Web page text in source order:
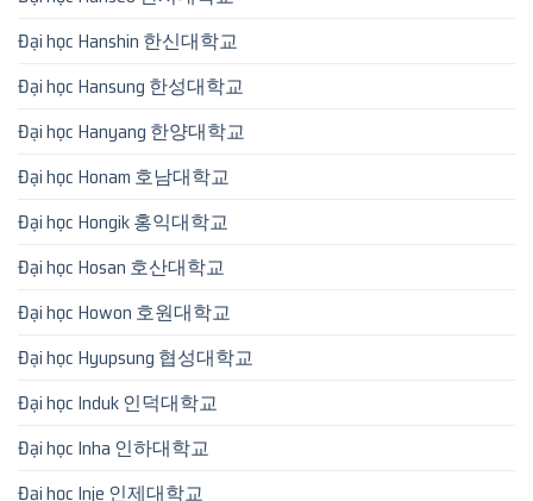
Đại học Hanshin 한신대학교
Đại học Hansung 한성대학교
Đại học Hanyang 한양대학교
Đại học Honam 호남대학교
Đại học Hongik 홍익대학교
Đại học Hosan 호산대학교
Đại học Howon 호원대학교
Đại học Hyupsung 협성대학교
Đại học Induk 인덕대학교
Đại học Inha 인하대학교
Đại học Inje 인제대학교